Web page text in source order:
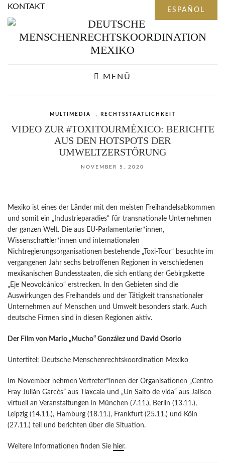
KONTAKT
MENÜ
MULTIMEDIA , RECHTSSTAATLICHKEIT
VIDEO ZUR #TOXITOURMÉXICO: BERICHTE
AUS DEN HOTSPOTS DER
UMWELTZERSTÖRUNG
NOVEMBER 5, 2020
Mexiko ist eines der Länder mit den meisten Freihandelsabkommen
und somit ein „Industrieparadies“ für transnationale Unternehmen
der ganzen Welt. Die aus EU-Parlamentarier*innen,
Wissenschaftler*innen und internationalen
Nichtregierungsorganisationen bestehende „Toxi-Tour“ besuchte im
vergangenen Jahr sechs betroffenen Regionen in verschiedenen
mexikanischen Bundesstaaten, die sich entlang der Gebirgskette
„Eje Neovolcánico“ erstrecken. In den Gebieten sind die
Auswirkungen des Freihandels und der Tätigkeit transnationaler
Unternehmen auf Menschen und Umwelt besonders stark. Auch
deutsche Firmen sind in diesen Regionen aktiv.
Der Film von Mario „Mucho“ González und David Osorio
Untertitel: Deutsche Menschenrechtskoordination Mexiko
Im November nehmen Vertreter*innen der Organisationen „Centro
Fray Julián Garcés” aus Tlaxcala und „Un Salto de vida“ aus Jalisco
virtuell an Veranstaltungen in München (7.11.), Berlin (13.11.),
Leipzig (14.11.), Hamburg (18.11.), Frankfurt (25.11.) und Köln
(27.11.) teil und berichten über die Situation.
Weitere Informationen finden Sie hier.